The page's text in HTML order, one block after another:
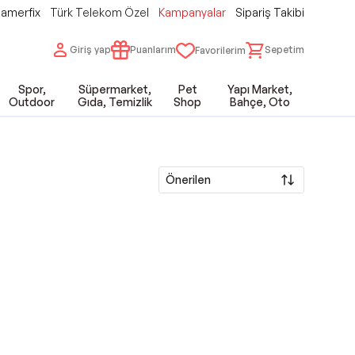
Türk Telekom Özel Kampanyalar Sipariş Takibi
Giriş yap Puanlarım Favorilerim Sepetim
Spor,
Outdoor
Süpermarket,
Gıda, Temizlik
Pet
Shop
Yapı Market,
Bahçe, Oto
Önerilen